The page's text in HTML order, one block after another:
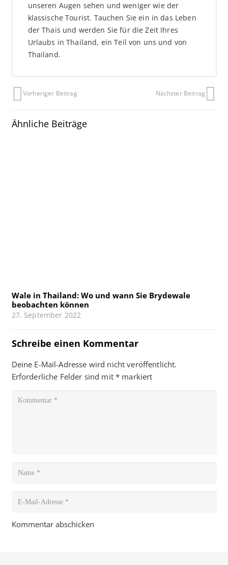
unseren Augen sehen und weniger wie der
klassische Tourist. Tauchen Sie ein in das Leben
der Thais und werden Sie für die Zeit Ihres
Urlaubs in Thailand, ein Teil von uns und von
Thailand.
Vorheriger Beitrag Nächster Beitrag
Ähnliche Beiträge
Wale in Thailand: Wo und wann Sie Brydewale
beobachten können
27. September 2022
Schreibe einen Kommentar
Deine E-Mail-Adresse wird nicht veröffentlicht.
Erforderliche Felder sind mit * markiert
Kommentar abschicken